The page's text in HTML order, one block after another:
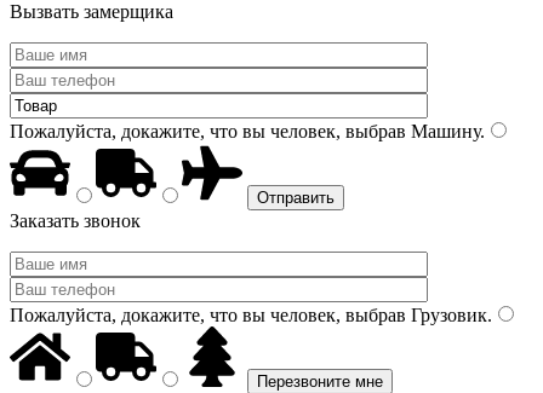
Вызвать замерщика
Пожалуйста, докажите, что вы человек, выбрав Машину.
Заказать звонок
Пожалуйста, докажите, что вы человек, выбрав Грузовик.